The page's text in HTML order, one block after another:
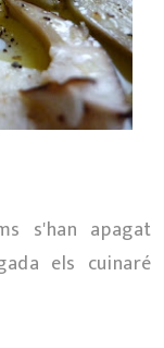
s'han apagat
els cuinaré